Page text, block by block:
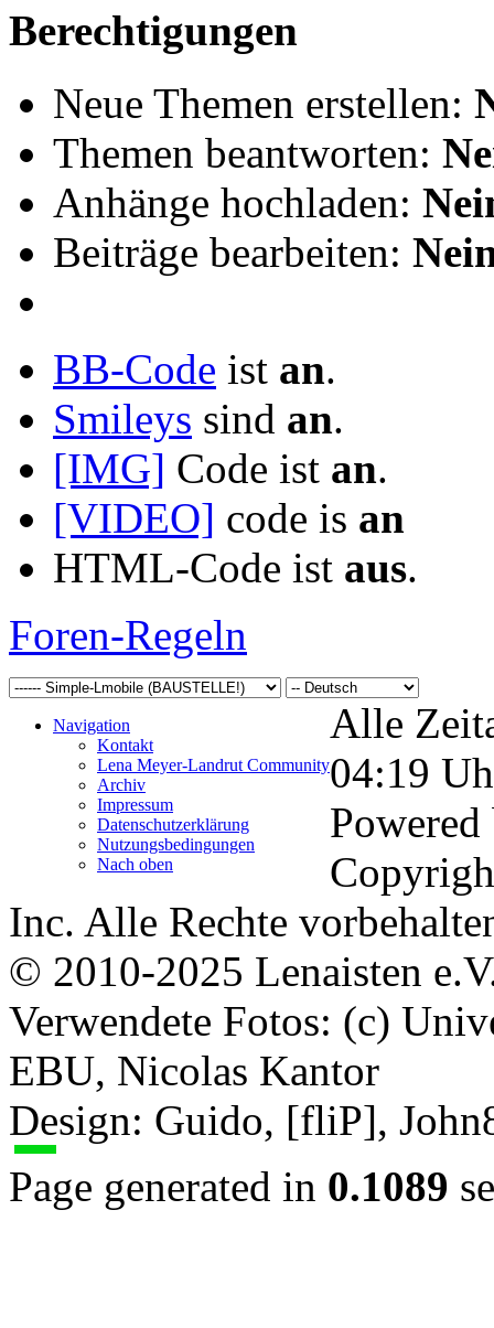
Berechtigungen
Neue Themen erstellen:
Themen beantworten:
Anhänge hochladen:
Beiträge bearbeiten:
BB-Code ist an.
Smileys sind an.
[IMG] Code ist an.
[VIDEO] code is an
HTML-Code ist aus.
Foren-Regeln
Navigation
Kontakt
Lena Meyer-Landrut Community
Archiv
Impressum
Datenschutzerklärung
Nutzungsbedingungen
Nach oben
Alle
04:19
Inc. Alle Rechte
© 2010-2025 Lenaisten
Verwendete Fotos: (c)
EBU, Nicolas Kantor
Design: Guido, [fliP],
Page generated in 0.1089